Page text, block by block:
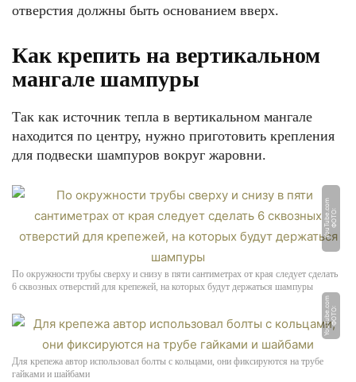
отверстия должны быть основанием вверх.
Как крепить на вертикальном
мангале шампуры
Так как источник тепла в вертикальном мангале
находится по центру, нужно приготовить крепления
для подвески шампуров вокруг жаровни.
Ф
О
Т
О:
Y
o
u
T
u
b
e.
c
o
m
По окружности трубы сверху и снизу в пяти сантиметрах от края следует сделать
6 сквозных отверстий для крепежей, на которых будут держаться шампуры
Ф
О
Т
О:
Y
o
u
T
u
b
e.
c
o
m
Для крепежа автор использовал болты с кольцами, они фиксируются на трубе
гайками и шайбами